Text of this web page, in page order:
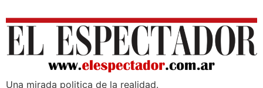
Una mirada poli­tica de la realidad.